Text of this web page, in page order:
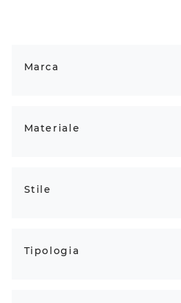
Marca
Materiale
Stile
Tipologia